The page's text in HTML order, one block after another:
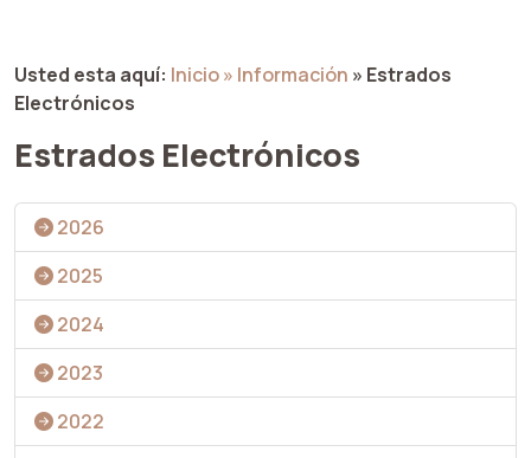
Usted esta aquí: Inicio» Información » Estrados
Electrónicos
Estrados Electrónicos
2026
2025
2024
2023
2022